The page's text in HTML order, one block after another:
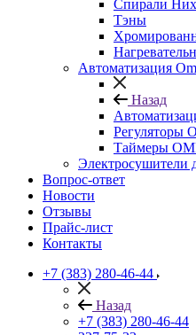
Спирали
Тэны
Автоматизация
Назад
Регуляторы
Таймеры
Электросушители
Вопрос-ответ
Новости
Отзывы
Прайс-лист
Контакты
+7 (383) 280-46-44
Назад
+7 (383) 280-46-44